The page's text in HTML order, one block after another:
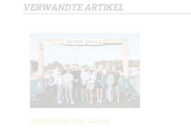
VERWANDTE ARTIKEL
3Kings3Hills 2026: Galerie